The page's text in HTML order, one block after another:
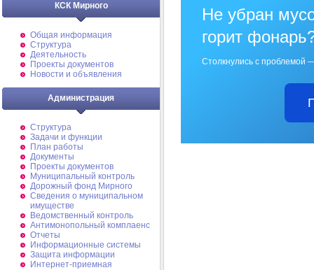
КСК Мирного
Общая информация
Структура
Деятельность
Проекты документов
Новости и объявления
Администрация
Структура
Задачи и функции
План работы
Документы
Проекты документов
Муниципальный контроль
Дорожный фонд Мирного
Cведения о муниципальном
имуществе
Ведомственный контроль
Антимонопольный комплаенс
Отчеты
Информационные системы
Защита информации
Интернет-приемная
Не убран
горит
Столкнулись с проблемой